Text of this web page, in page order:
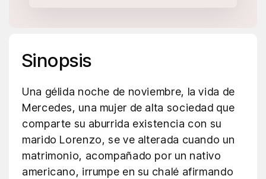
Sinopsis
Una gélida noche de noviembre, la vida de
Mercedes, una mujer de alta sociedad que
comparte su aburrida existencia con su
marido Lorenzo, se ve alterada cuando un
matrimonio, acompañado por un nativo
americano, irrumpe en su chalé afirmando